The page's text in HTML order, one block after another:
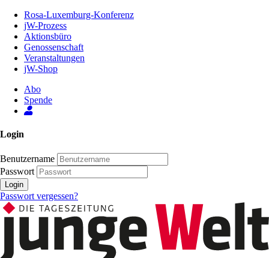
Inhalt
Seite
Rosa-Luxemburg-Konferenz
jW-Prozess
Aktionsbüro
Genossenschaft
Veranstaltungen
jW-Shop
Abo
Spende
Login
Benutzername
Passwort
Login
Passwort vergessen?